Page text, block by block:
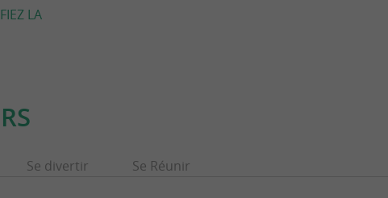
LA
Se divertir Se Réunir